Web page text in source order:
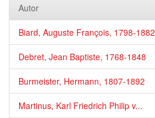
Autor
Biard, Auguste François, 1798-1882
Debret, Jean Baptiste, 1768-1848
Burmeister, Hermann, 1807-1892
Martinus, Karl Friedrich Philip v...